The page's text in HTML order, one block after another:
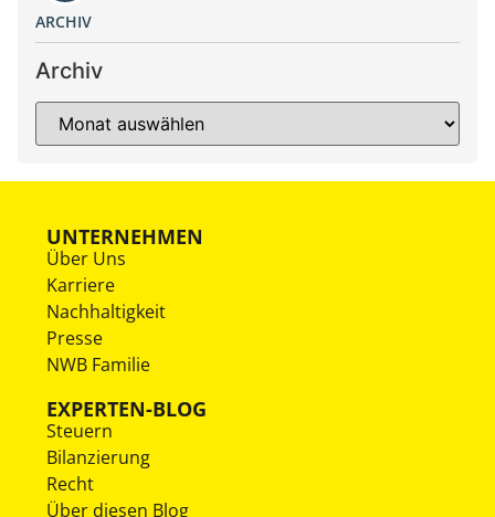
ARCHIV
Archiv
UNTERNEHMEN
Über Uns
Karriere
Nachhaltigkeit
Presse
NWB Familie
EXPERTEN-BLOG
Steuern
Bilanzierung
Recht
Über diesen Blog